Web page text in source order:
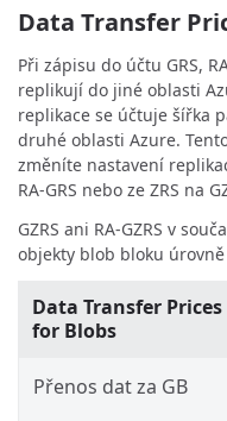
Data Transfer
Při zápisu do účtu GRS,
replikují do jiné oblasti
replikace se účtuje šířka
druhé oblasti Azure.
změníte nastavení
RA-GRS nebo ze ZRS na
GZRS ani RA-GZRS v
objekty blob bloku
Data Transfer Prices
for Blobs
Přenos dat za GB